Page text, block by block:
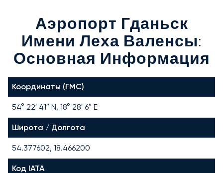
Аэропорт Гданьск
Имени Леха Валенсы:
Основная Информация
Координаты (ГМС)
54° 22′ 41″ N, 18° 28′ 6″ E
Широта / Долгота
54.377602, 18.466200
Код IATA